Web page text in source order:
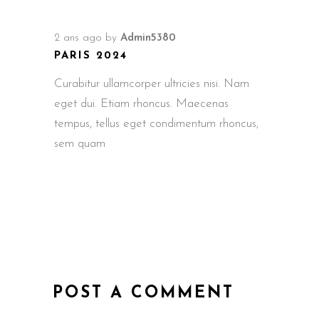
2 ans ago by Admin5380
PARIS 2024
Curabitur ullamcorper ultricies nisi. Nam
eget dui. Etiam rhoncus. Maecenas
tempus, tellus eget condimentum rhoncus,
sem quam
POST A COMMENT